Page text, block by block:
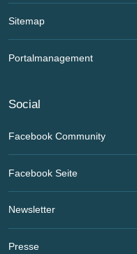
Sitemap
Portalmanagement
Social
Facebook Community
Facebook Seite
Newsletter
Presse